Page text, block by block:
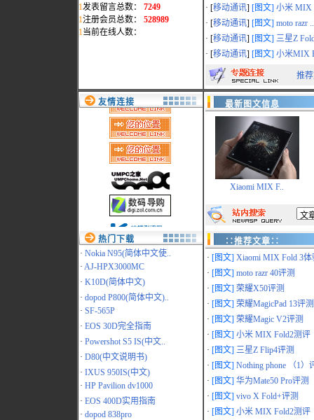
·本站统一采用www.mydigi..
2007-02-15
· 地震影响，部分页面打开..
2006-09-28
· 网络维护公告
2006-09-19
最新添加松下数码相机和..
2006-09-10
1发表留言总数： 7249
1注册会员总数： 528989
1当前在线人数：
· [移动通讯] [图文] 小米 MIX
· [移动通讯] [图文] moto razr ..
· [移动通讯] [图文] 三星Z
· [移动通讯] [图文] 小米MIX
推
友情连接
热门下载
· Nokia N95(简体中文使..
· AJ-HPX3000MC
· K10D(简体中文)
· dopod P800(简体中文)..
· SF-565P
· EOS 30D完全指南
· Powershot S5 IS(中文..
· D80(中文说明书)
· IXUS 950IS(中文)
· HP Pavilion dv1000
· EOS 400D实用指南
· dopod 838pro
最新图文信息
Xiaomi MIX F..
∷推荐文章∷
· [图文] Xiaomi MIX Fold 3体
· [图文] moto razr 40评测
· [图文] 荣耀X50评测
· [图文] 荣耀MagicPad 13评测
· [图文] 荣耀Magic V2评测
· [图文] 小米 MIX Fold2测评
· [图文] 三星Z Flip4评测
· [图文] Nothing phone （1）
· [图文] 华为Mate50 Pro评测
· [图文] vivo X Fold+评测
· [图文] 小米 MIX Fold2测评